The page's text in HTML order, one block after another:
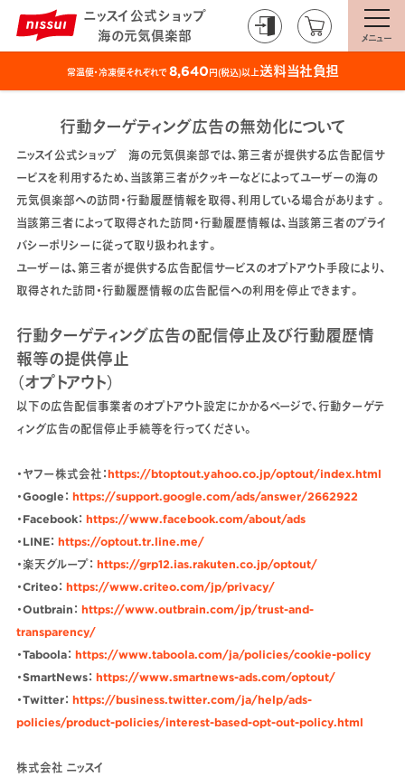
ニッスイ公式ショップ
海の元気倶楽部
メニュー
常温便・冷凍便それぞれで8,640円(税込)以上送料当社負担
行動ターゲティング広告の無効化について
ニッスイ公式ショップ 海の元気倶楽部では、第三者が提供する広告配信サ
ービスを利用するため、当該第三者がクッキーなどによってユーザーの海の
元気倶楽部への訪問・行動履歴情報を取得、利用している場合があります 。
当該第三者によって取得された訪問・行動履歴情報は、当該第三者のプライ
バシーポリシーに従って取り扱われます。
ユーザーは、第三者が提供する広告配信サービスのオプトアウト手段により、
取得された訪問・行動履歴情報の広告配信への利用を停止できます。
行動ターゲティング広告の配信停止及び行動履歴情
報等の提供停止
（オプトアウト）
以下の広告配信事業者のオプトアウト設定にかかるページで、行動ターゲテ
ィング広告の配信停止手続等を行ってください。
・ヤフー株式会社：https://btoptout.yahoo.co.jp/optout/index.html
・Google： https://support.google.com/ads/answer/2662922
・Facebook： https://www.facebook.com/about/ads
・LINE： https://optout.tr.line.me/
・楽天グループ： https://grp12.ias.rakuten.co.jp/optout/
・Criteo： https://www.criteo.com/jp/privacy/
・Outbrain： https://www.outbrain.com/jp/trust-and-
transparency/
・Taboola： https://www.taboola.com/ja/policies/cookie-policy
・SmartNews： https://www.smartnews-ads.com/optout/
・Twitter： https://business.twitter.com/ja/help/ads-
policies/product-policies/interest-based-opt-out-policy.html
株式会社 ニッスイ